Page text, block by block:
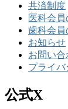
共済制度
医科会
歯科会員
お知らせ
お問い合
プライ
公式X